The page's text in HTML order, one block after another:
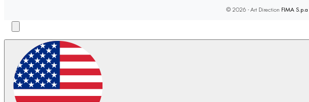
© 2026 - Art Direction FIMA S.p.a